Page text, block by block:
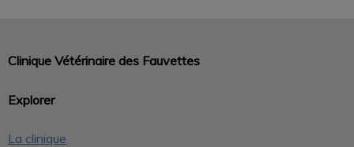
Explorer
La clinique
Clinique Vétérinaire des Fauvettes